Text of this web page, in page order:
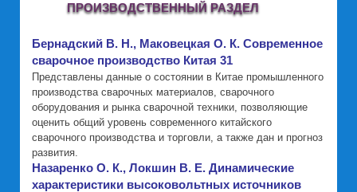
ПРОИЗВОДСТВЕННЫЙ РАЗДЕЛ
Бернадский В. Н., Маковецкая О. К. Современное
сварочное производство Китая 31
Представлены данные о состоянии в Китае промышленного
производства сварочных материалов, сварочного
оборудования и рынка сварочной техники, позволяющие
оценить общий уровень современного китайского
сварочного производства и торговли, а также дан и прогноз
развития.
Назаренко О. К., Локшин В. Е. Динамические
характеристики высоковольтных источников